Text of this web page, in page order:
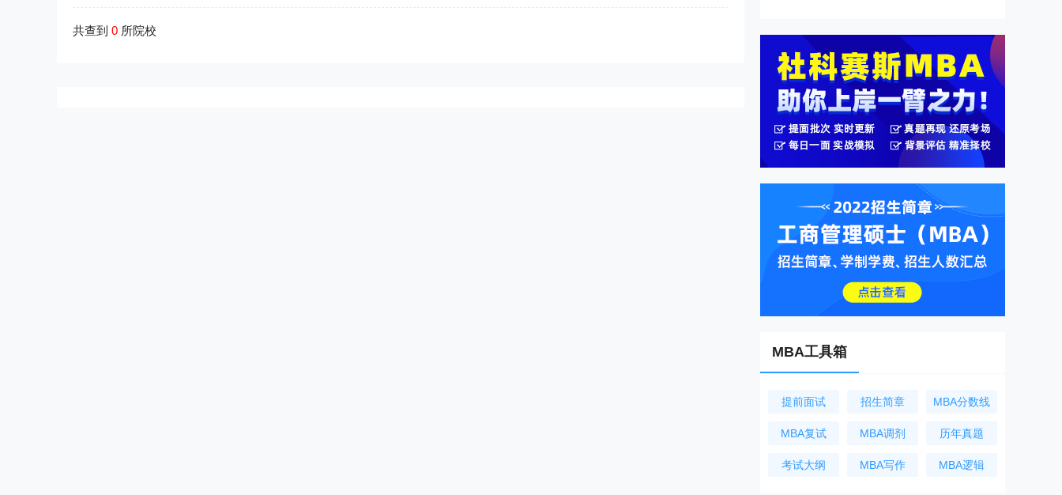
共查到 0 所院校
MBA工具箱
提前面试 招生简章 MBA分数线
MBA复试 MBA调剂 历年真题
考试大纲 MBA写作 MBA逻辑